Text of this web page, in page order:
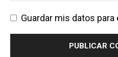
Guardar mis datos